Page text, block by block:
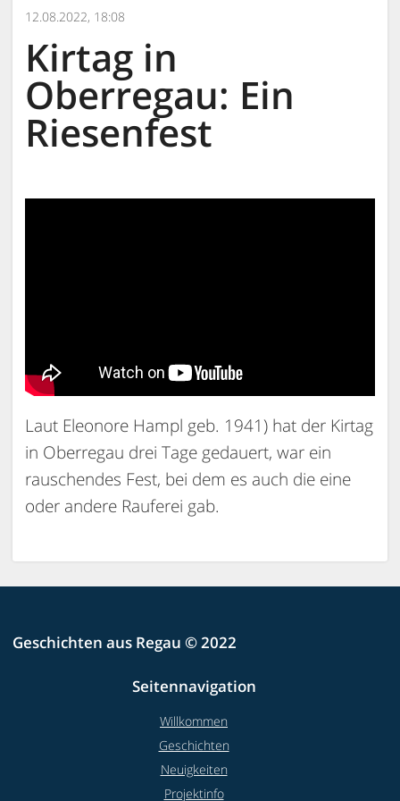
12.08.2022, 18:08
Kirtag in
Oberregau: Ein
Riesenfest
Laut Eleonore Hampl geb. 1941) hat der Kirtag
in Oberregau drei Tage gedauert, war ein
rauschendes Fest, bei dem es auch die eine
oder andere Rauferei gab.
Geschichten aus Regau © 2022
Seitennavigation
Willkommen
Geschichten
Neuigkeiten
Projektinfo